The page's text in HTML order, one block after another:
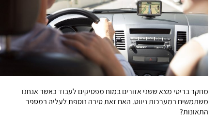
מחקר בריטי מצא ששני אזורים במוח מפסיקים לעבוד כאשר אנחנו
משתמשים במערכות ניווט. האם זאת סיבה נוספת לעליה במספר
התאונות?